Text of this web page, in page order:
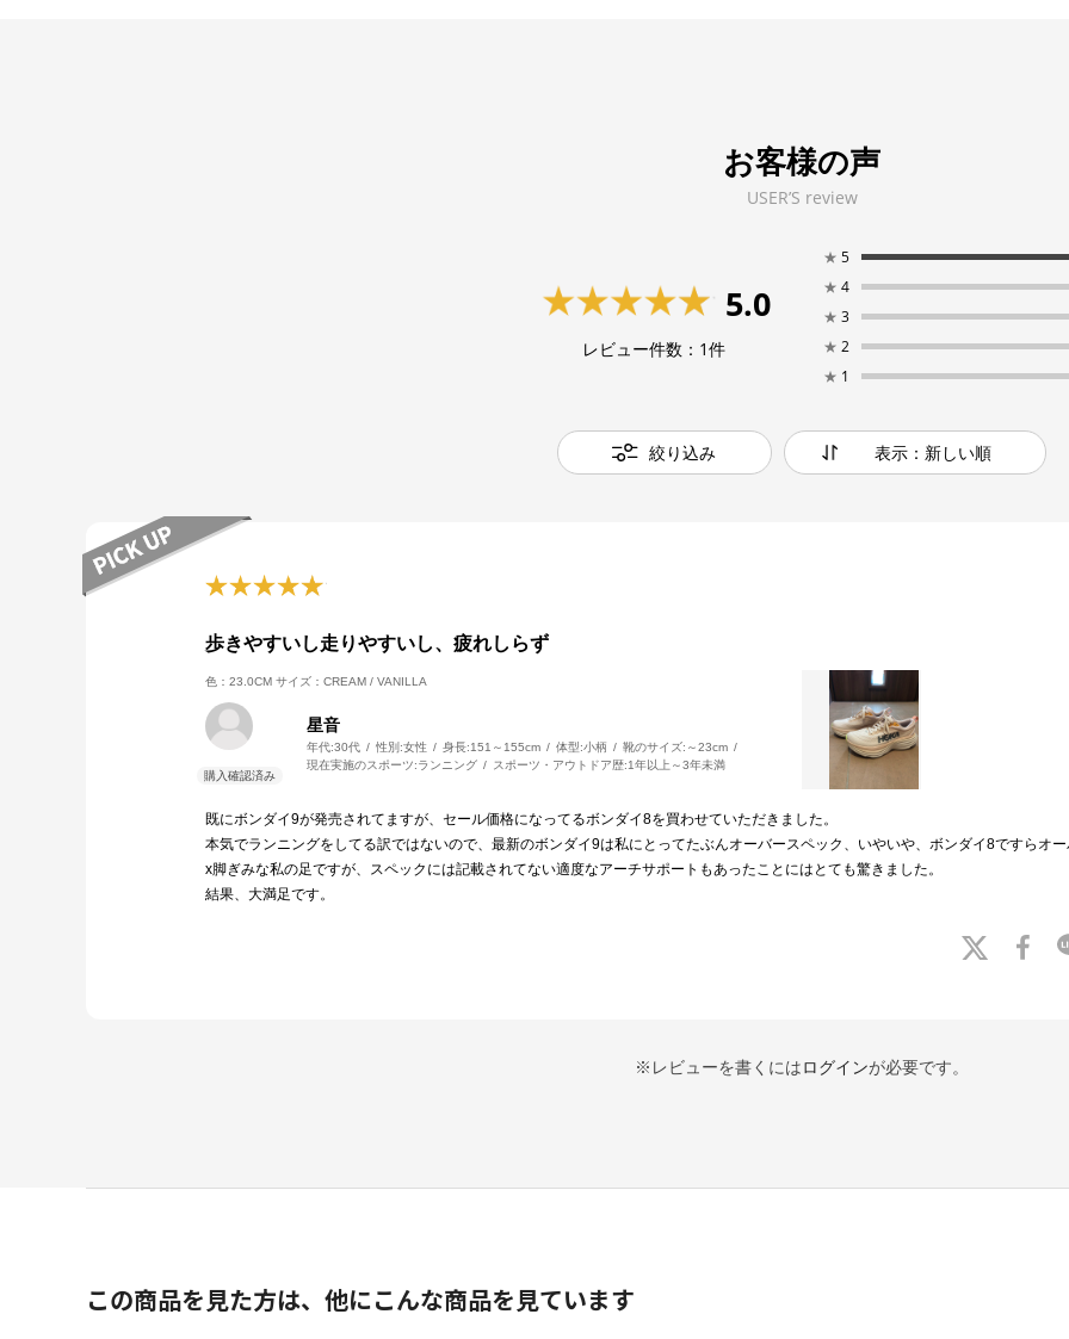
お客様の声
USER’S review
5.0
レビュー件数： 1件
★ 5
★ 4
★ 3
★ 2
★ 1
絞り込み 表示：新しい順
歩きやすいし走りやすいし、疲れしらず
色：23.0CM サイズ：CREAM / VANILLA
星音
年代:30代 性別:女性 身長:151～155cm 体型:小柄 靴のサイズ: ～23cm
現在実施のスポーツ:ランニング スポーツ・アウトドア歴:1年以上～3年未満
既にボンダイ9が発売されてますが、セール価格になってるボンダイ8を買わせていただきました。
本気でランニングをしてる訳ではないので、最新のボンダイ9は私にとってたぶんオーバースペック、いやいや、ボンダイ8ですらオ
x脚ぎみな私の足ですが、スペックには記載されてない適度なアーチサポートもあったことにはとても驚きました。
結果、大満足です。
※レビューを書くにはログインが必要です。
この商品を見た方は、他にこんな商品を見ています